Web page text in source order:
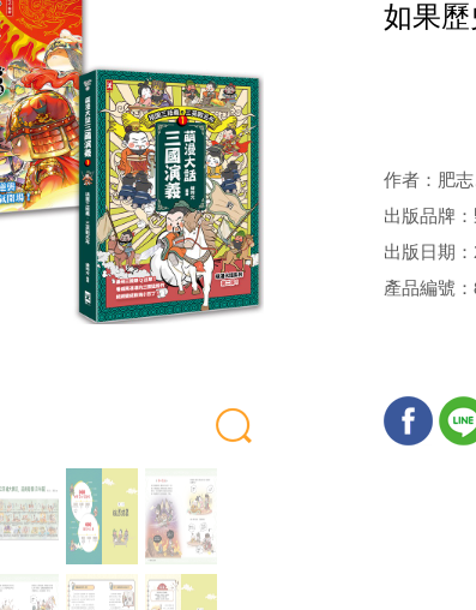
如果歷
作者：肥
出版品牌
出版日期：
產品編號